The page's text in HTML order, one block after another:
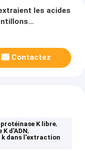
les acides
Contactez
protéinase K libre,
K d'ADN,
k dans l'extraction